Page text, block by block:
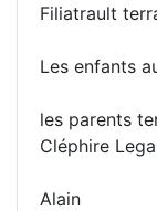
Filiatrault
Les enfants
les parents
Cléphire
Alain